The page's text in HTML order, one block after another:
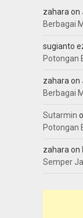
zahara on
Berbagai
sugianto
Potongan
zahara on
Berbagai
Sutarmin
Potongan
zahara on
Semper